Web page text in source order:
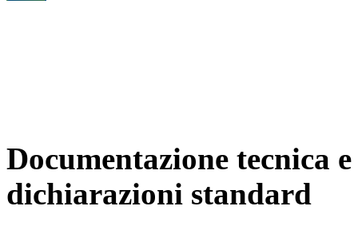
Documentazione tecnica e
dichiarazioni standard